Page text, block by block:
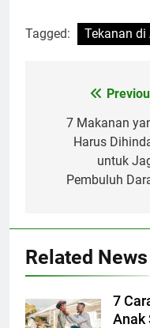
Tagged: Tekanan di
Navigasi
pos7 Makanan
Harus
untuk
Pembuluh
Related News
7
Anak